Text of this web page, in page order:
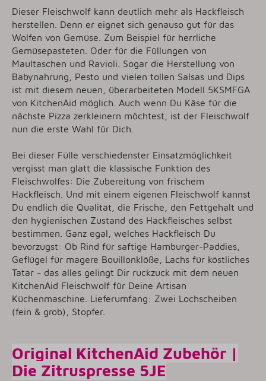
Dieser Fleischwolf kann deutlich mehr als Hackfleisch
herstellen. Denn er eignet sich genauso gut für das
Wolfen von Gemüse. Zum Beispiel für herrliche
Gemüsepasteten. Oder für die Füllungen von
Maultaschen und Ravioli. Sogar die Herstellung von
Babynahrung, Pesto und vielen tollen Salsas und Dips
ist mit diesem neuen, überarbeiteten Modell 5KSMFGA
von KitchenAid möglich. Auch wenn Du Käse für die
nächste Pizza zerkleinern möchtest, ist der Fleischwolf
nun die erste Wahl für Dich.
Bei dieser Fülle verschiedenster Einsatzmöglichkeit
vergisst man glatt die klassische Funktion des
Fleischwolfes: Die Zubereitung von frischem
Hackfleisch. Und mit einem eigenen Fleischwolf kannst
Du endlich die Qualität, die Frische, den Fettgehalt und
den hygienischen Zustand des Hackfleisches selbst
bestimmen. Ganz egal, welches Hackfleisch Du
bevorzugst: Ob Rind für saftige Hamburger-Paddies,
Geflügel für magere Bouillonklöße, Lachs für köstliches
Tatar - das alles gelingt Dir ruckzuck mit dem neuen
KitchenAid Fleischwolf für Deine Artisan
Küchenmaschine. Lieferumfang: Zwei Lochscheiben
(fein & grob), Stopfer.
Original KitchenAid Zubehör |
Die Zitruspresse 5JE